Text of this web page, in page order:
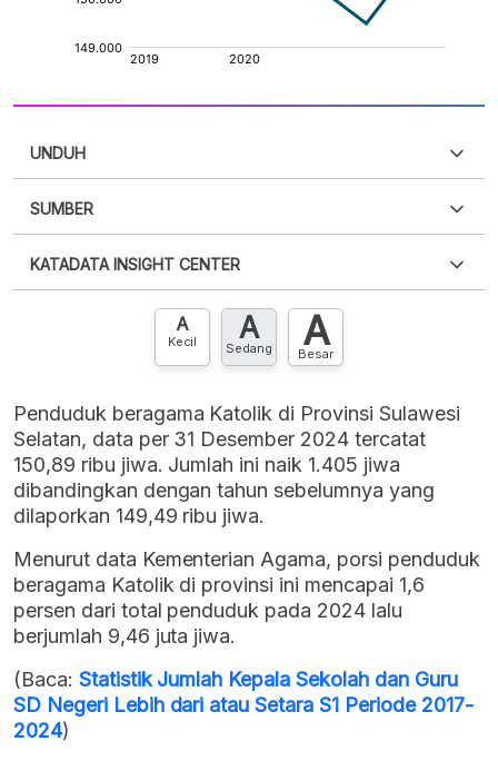
UNDUH
XLS
SUMBER
punya akun?Silakan Daftar sekarang
KATADATA INSIGHT CENTER
Hubungi sekarang »
A
Kecil A
Sedang A
Besar
Penduduk beragama Katolik di Provinsi Sulawesi
Selatan, data per 31 Desember 2024 tercatat
150,89 ribu jiwa. Jumlah ini naik 1.405 jiwa
dibandingkan dengan tahun sebelumnya yang
dilaporkan 149,49 ribu jiwa.
Menurut data Kementerian Agama, porsi penduduk
beragama Katolik di provinsi ini mencapai 1,6
persen dari total penduduk pada 2024 lalu
berjumlah 9,46 juta jiwa.
(Baca: Statistik Jumlah Kepala Sekolah dan Guru
SD Negeri Lebih dari atau Setara S1 Periode 2017-
2024)